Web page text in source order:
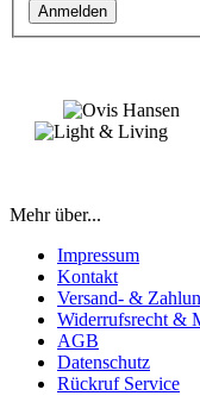
Anmelden
Mehr über...
Impressum
Kontakt
Versand- &
Widerrufsrecht &
AGB
Datenschutz
Rückruf Service